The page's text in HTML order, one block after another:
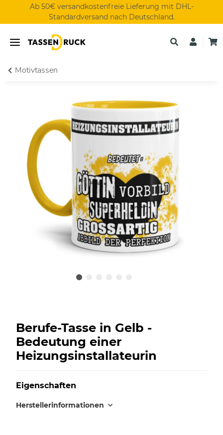
Ab 50€ versandkostenfreie Lieferung mit DHL-
Standardversand nach Deutschland.
Motivtassen
Berufe-Tasse in Gelb -
Bedeutung einer
Heizungsinstallateurin
Eigenschaften
Herstellerinformationen